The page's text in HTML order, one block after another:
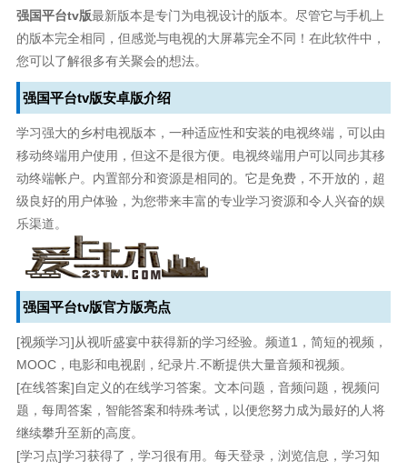
强国平台tv版最新版本是专门为电视设计的版本。尽管它与手机上
的版本完全相同，但感觉与电视的大屏幕完全不同！在此软件中，
您可以了解很多有关聚会的想法。
强国平台tv版安卓版介绍
学习强大的乡村电视版本，一种适应性和安装的电视终端，可以由
移动终端用户使用，但这不是很方便。电视终端用户可以同步其移
动终端帐户。内置部分和资源是相同的。它是免费，不开放的，超
级良好的用户体验，为您带来丰富的专业学习资源和令人兴奋的娱
乐渠道。
强国平台tv版官方版亮点
[视频学习]从视听盛宴中获得新的学习经验。频道1，简短的视频，
MOOC，电影和电视剧，纪录片.不断提供大量音频和视频。
[在线答案]自定义的在线学习答案。文本问题，音频问题，视频问
题，每周答案，智能答案和特殊考试，以便您努力成为最好的人将
继续攀升至新的高度。
[学习点]学习获得了，学习很有用。每天登录，浏览信息，学习知